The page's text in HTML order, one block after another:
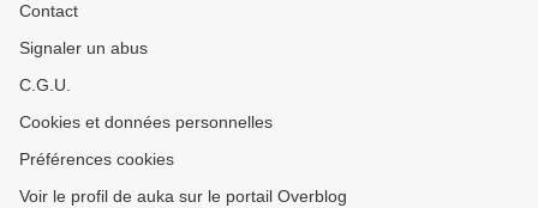
Contact
Signaler un abus
C.G.U.
Cookies et données personnelles
Préférences cookies
Voir le profil de auka sur le portail Overblog